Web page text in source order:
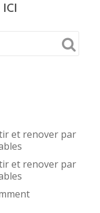
ICI
et renover par
et renover par